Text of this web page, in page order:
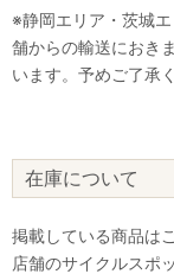
※静岡エリア・茨城
舗からの輸送におき
います。予めご了承
在庫について
掲載している商品は
店舗のサイクルスポ